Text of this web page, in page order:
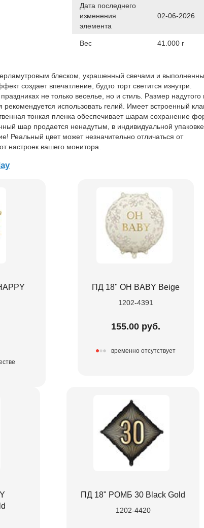
Дата последнего
изменения
элемента
02-06-2026
Вес 41.000 г
блеском, украшенный свечами и
создает впечатление, будто торт светится изнутри.
не только веселье, но и стиль. Размер
использовать гелий. Имеет встроенный
тонкая пленка обеспечивает шарам сохранение
шар продается ненадутым, в индивидуальной
Реальный цвет может незначительно отличаться от
настроек вашего монитора.
ПД 18" OH BABY Beige
1202-4391
155.00 руб.
временно отсутствует
ПД 18" РОМБ 30 Black Gold
1202-4420